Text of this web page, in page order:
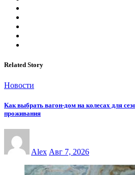
Related Story
Новости
Как выбрать вагон-дом на колесах для
проживания
Alex Авг 7, 2026